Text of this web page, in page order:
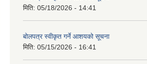
मिति: 05/18/2026 - 14:41
बोलपत्र स्वीकृत गर्ने आशयको सूचना
मिति: 05/15/2026 - 16:41